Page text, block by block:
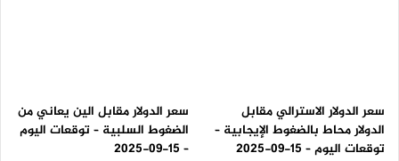
سعر الدولار الاسترالي مقابل
الدولار محاط بالضغوط الإيجابية –
توقعات اليوم – 15-09-2025
سعر الدولار مقابل الين يعاني من
الضغوط السلبية – توقعات اليوم
– 15-09-2025